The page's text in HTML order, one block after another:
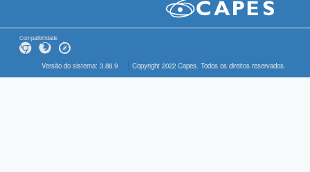
Compatibilidade
Versão do sistema: 3.88.9 Copyright 2022 Capes. Todos os direitos reservados.